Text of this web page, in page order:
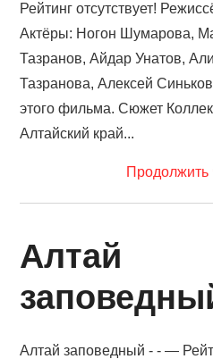
Рейтинг отсутствует!
Актёры: Ногон Шумарова,
Тазранов, Айдар Унатов,
Тазранова, Алексей
этого фильма. Сюжет
Алтайский край...
Продолжить
Алтай
Алтай заповедный - - —